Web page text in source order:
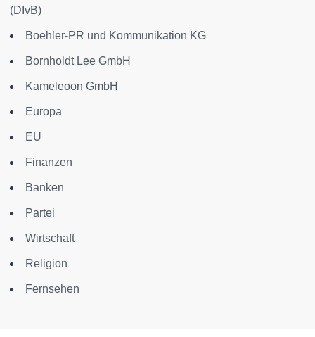
(DIvB)
Boehler-PR und Kommunikation KG
Bornholdt Lee GmbH
Kameleoon GmbH
Europa
EU
Finanzen
Banken
Partei
Wirtschaft
Religion
Fernsehen